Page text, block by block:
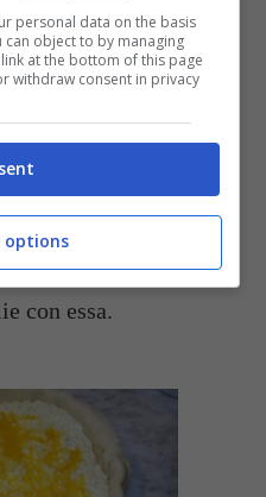
piuttosto sottile e
con essa.
personal data on the basis
object to by managing
at the bottom of this page
withdraw consent in privacy
options